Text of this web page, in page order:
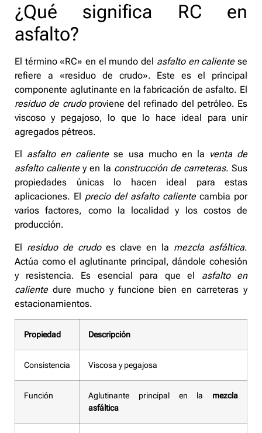
¿Qué significa RC en
asfalto?
El término «RC» en el mundo del asfalto en calientese
refiere a «residuo de crudo». Este es el principal
componente aglutinante en la fabricación de asfalto. El
residuo de crudoproviene del refinado del petróleo. Es
viscoso y pegajoso, lo que lo hace ideal para unir
agregados pétreos.
El asfalto en calientese usa mucho en la venta de
asfalto calientey en la construcción de carreteras. Sus
propiedades únicas lo hacen ideal para estas
aplicaciones. El precio del asfalto calientecambia por
varios factores, como la localidad y los costos de
producción.
El residuo de crudoes clave en la mezcla asfáltica.
Actúa como el aglutinante principal, dándole cohesión
y resistencia. Es esencial para que el asfalto en
calientedure mucho y funcione bien en carreteras y
estacionamientos.
Propiedad Descripción
Consistencia Viscosa y pegajosa
Función Aglutinante principal en la mezcla
asfáltica